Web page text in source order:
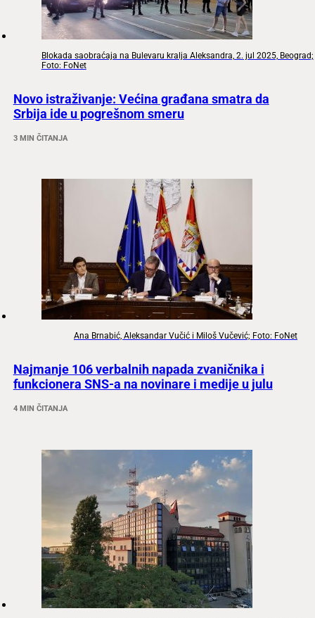
Blokada saobraćaja na Bulevaru kralja Aleksandra, 2. jul 2025, Beograd;
Foto: FoNet
Novo istraživanje: Većina građana smatra da
Srbija ide u pogrešnom smeru
3 MIN ČITANJA
Ana Brnabić, Aleksandar Vučić i Miloš Vučević; Foto: FoNet
Najmanje 106 verbalnih napada zvaničnika i
funkcionera SNS-a na novinare i medije u julu
4 MIN ČITANJA